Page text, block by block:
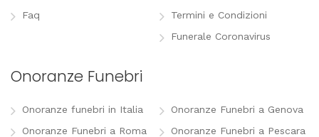
Faq
Termini e Condizioni
Funerale Coronavirus
Onoranze Funebri
Onoranze funebri in Italia
Onoranze Funebri a Roma
Onoranze Funebri a Genova
Onoranze Funebri a Pescara